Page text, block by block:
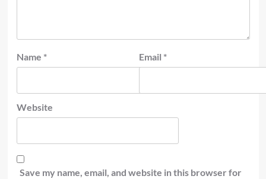
Name * Email *
Website
Save my name, email, and website in this browser for